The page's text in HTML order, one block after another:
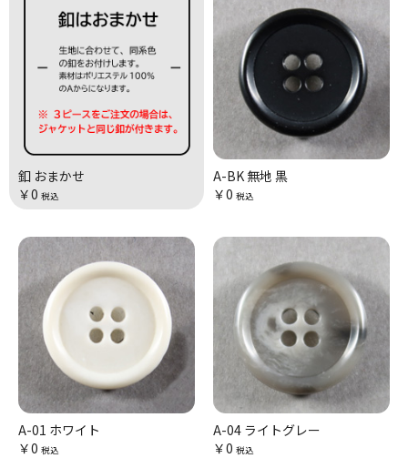
釦 おまかせ
￥0 税込
A-BK 無地 黒
￥0 税込
A-01 ホワイト
￥0 税込
A-04 ライトグレー
￥0 税込